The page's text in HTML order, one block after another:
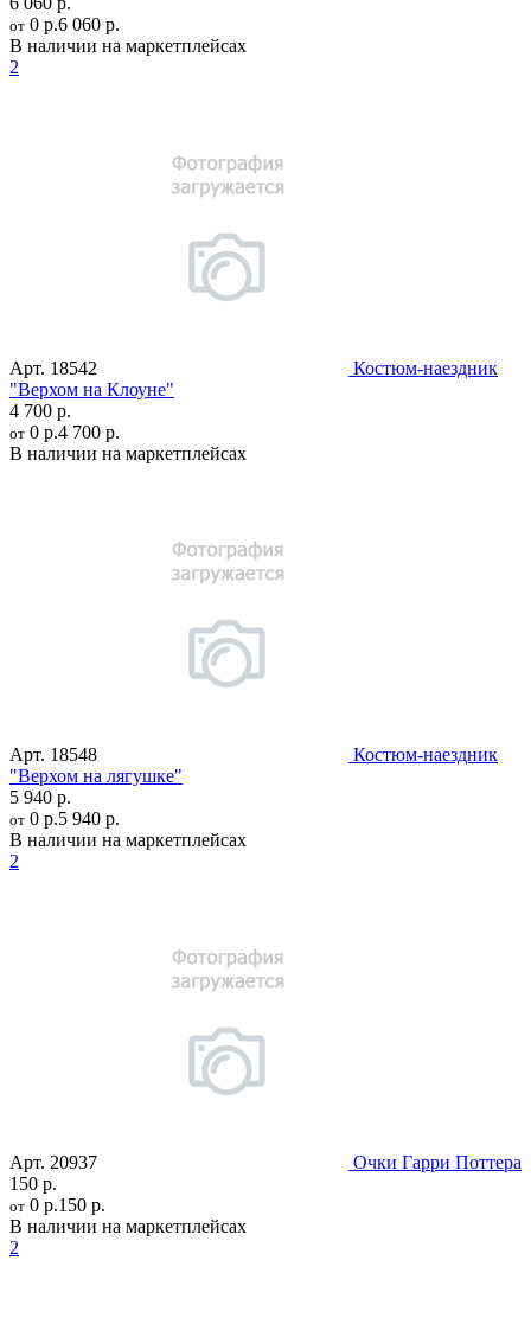
от 0 р.6 060 р.
В наличии на маркетплейсах
2
Арт. 18542
Костюм-наездник
"Верхом на Клоуне"
4 700 р.
от 0 р.4 700 р.
В наличии на маркетплейсах
Арт. 18548
Костюм-наездник
"Верхом на лягушке"
5 940 р.
от 0 р.5 940 р.
В наличии на маркетплейсах
2
Арт. 20937
Очки Гарри Поттера
150 р.
от 0 р.150 р.
В наличии на маркетплейсах
2